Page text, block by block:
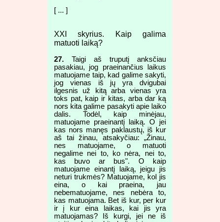
[ ... ]
XXI skyrius. Kaip galima
matuoti laiką?
27. Taigi aš truputį anksčiau
pasakiau, jog praeinančius laikus
matuojame taip, kad galime sakyti,
jog vienas iš jų yra dvigubai
ilgesnis už kitą arba vienas yra
toks pat, kaip ir kitas, arba dar ką
nors kita galime pasakyti apie laiko
dalis. Todėl, kaip minėjau,
matuojame praeinantį laiką. O jei
kas nors manęs paklaustų, iš kur
aš tai žinau, atsakyčiau: „Žinau,
nes matuojame, o matuoti
negalime nei to, ko nėra, nei to,
kas buvo ar bus". O kaip
matuojame einantį laiką, jeigu jis
neturi trukmės? Matuojame, kol jis
eina, o kai praeina, jau
nebematuojame, nes nebėra to,
kas matuojama. Bet iš kur, per kur
ir į kur eina laikas, kai jis yra
matuojamas? Iš kurgi, jei ne iš